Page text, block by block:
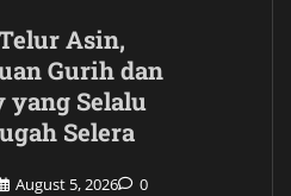
Asin,
Gurih dan
yang Selalu
Selera
August 5, 2026 0